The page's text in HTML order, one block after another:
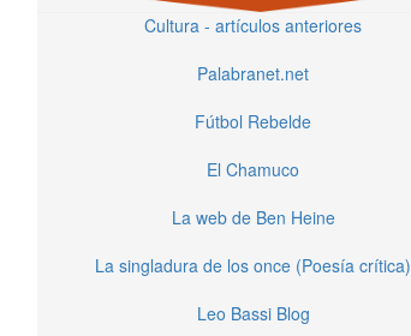
Cultura - artículos anteriores
Palabranet.net
Fútbol Rebelde
El Chamuco
La web de Ben Heine
La singladura de los once (Poesía crítica)
Leo Bassi Blog